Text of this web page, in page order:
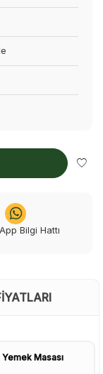
Bilgi Hattı
Masası